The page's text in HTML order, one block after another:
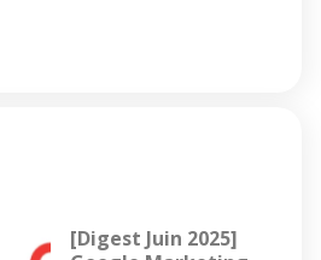
[Digest Juin 2025]